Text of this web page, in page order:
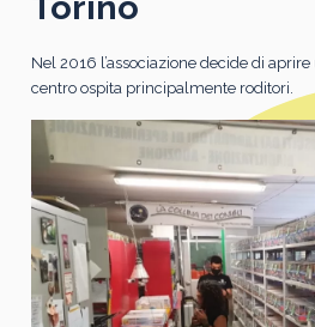
Nel 2016 l’associazione decide di
centro ospita principalmente roditori.